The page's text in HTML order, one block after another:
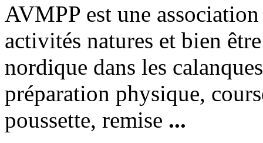
AVMPP est une
activités natures et bien
nordique dans les
préparation physique,
poussette, remise ...